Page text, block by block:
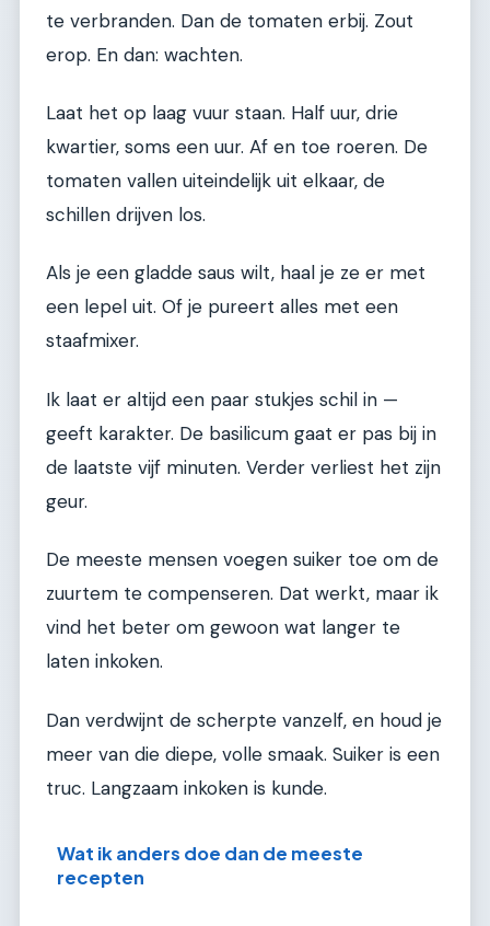
te verbranden. Dan de tomaten erbij. Zout
erop. En dan: wachten.
Laat het op laag vuur staan. Half uur, drie
kwartier, soms een uur. Af en toe roeren. De
tomaten vallen uiteindelijk uit elkaar, de
schillen drijven los.
Als je een gladde saus wilt, haal je ze er met
een lepel uit. Of je pureert alles met een
staafmixer.
Ik laat er altijd een paar stukjes schil in —
geeft karakter. De basilicum gaat er pas bij in
de laatste vijf minuten. Verder verliest het zijn
geur.
De meeste mensen voegen suiker toe om de
zuurtem te compenseren. Dat werkt, maar ik
vind het beter om gewoon wat langer te
laten inkoken.
Dan verdwijnt de scherpte vanzelf, en houd je
meer van die diepe, volle smaak. Suiker is een
truc. Langzaam inkoken is kunde.
Wat ik anders doe dan de meeste
recepten